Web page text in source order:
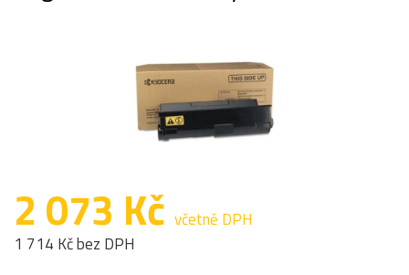
2 073 Kč včetně DPH
1 714 Kč bez DPH